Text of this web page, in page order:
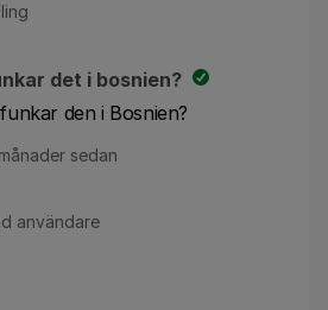
det i bosnien?
den i Bosnien?
sedan
användare